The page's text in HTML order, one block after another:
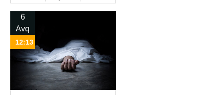
6
Avq
12:13